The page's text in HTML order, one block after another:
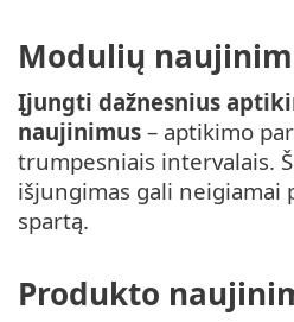
Modulių
Įjungti dažnesnius
naujinimus – aptikimo
trumpesniais intervalais.
išjungimas gali neigiamai
spartą.
Produkto